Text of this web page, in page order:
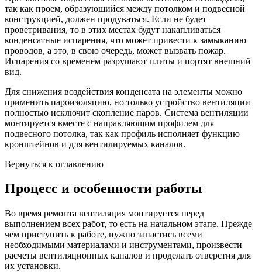
так как проем, образующийся между потолком и подвесной
конструкцией, должен продуваться. Если не будет
проветривания, то в этих местах будут накапливаться
конденсатные испарения, что может привести к замыканию
проводов, а это, в свою очередь, может вызвать пожар.
Испарения со временем разрушают плиты и портят внешний
вид.
Для снижения воздействия конденсата на элементы можно
применить пароизоляцию, но только устройство вентиляции
полностью исключит скопление паров. Система вентиляции
монтируется вместе с направляющим профилем для
подвесного потолка, так как профиль исполняет функцию
кронштейнов и для вентилируемых каналов.
Вернуться к оглавлению
Процесс и особенности работы
Во время ремонта вентиляция монтируется перед
выполнением всех работ, то есть на начальном этапе. Прежде
чем приступить к работе, нужно запастись всеми
необходимыми материалами и инструментами, произвести
расчеты вентиляционных каналов и проделать отверстия для
их установки.